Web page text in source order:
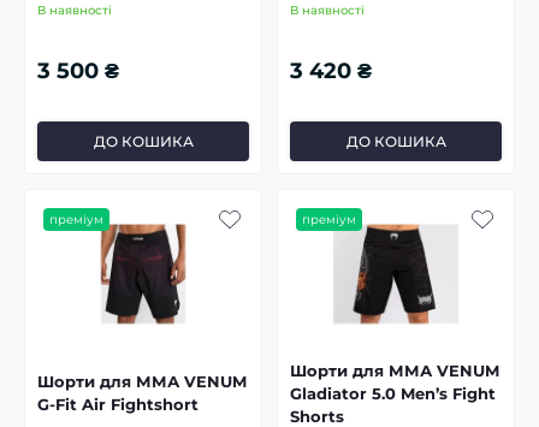
В наявності
3 500 ₴
ДО КОШИКА
В наявності
3 420 ₴
ДО КОШИКА
преміум
Шорти для ММА VENUM
G-Fit Air Fightshort
преміум
Шорти для ММА VENUM
Gladiator 5.0 Men’s Fight
Shorts